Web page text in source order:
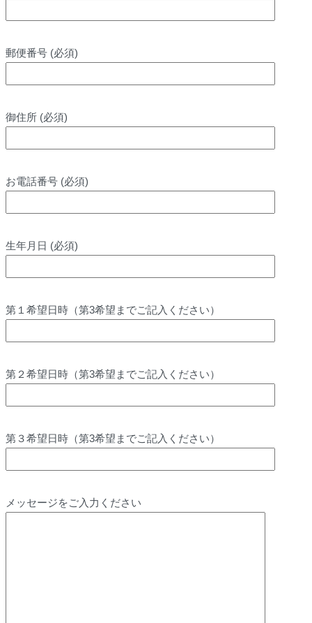
郵便番号 (必須)
御住所 (必須)
お電話番号 (必須)
生年月日 (必須)
第１希望日時（第3希望までご記入ください）
第２希望日時（第3希望までご記入ください）
第３希望日時（第3希望までご記入ください）
メッセージをご入力ください